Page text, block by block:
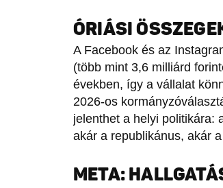
ÓRIÁSI
A Facebook és az
(több mint 3,6 milliárd
években, így a vállalat
2026-os
jelenthet a helyi politikára:
akár a republikánus, akár
META: